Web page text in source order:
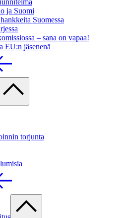
ja Suomi
Suomessa
– sana on vapaa!
EU:n jäsenenä
torjunta